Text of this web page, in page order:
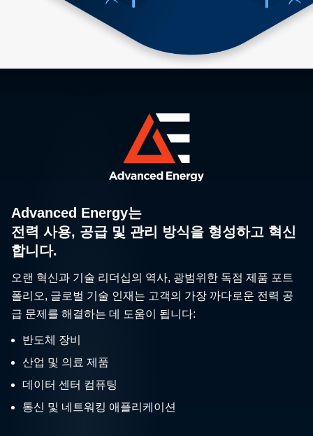
Advanced Energy는
전력 사용, 공급 및 관리 방식을 형성하고 혁신
합니다.
오랜 혁신과 기술 리더십의 역사, 광범위한 독점 제품 포트
폴리오, 글로벌 기술 인재는 고객의 가장 까다로운 전력 공
급 문제를 해결하는 데 도움이 됩니다:
반도체 장비
산업 및 의료 제품
데이터 센터 컴퓨팅
통신 및 네트워킹 애플리케이션